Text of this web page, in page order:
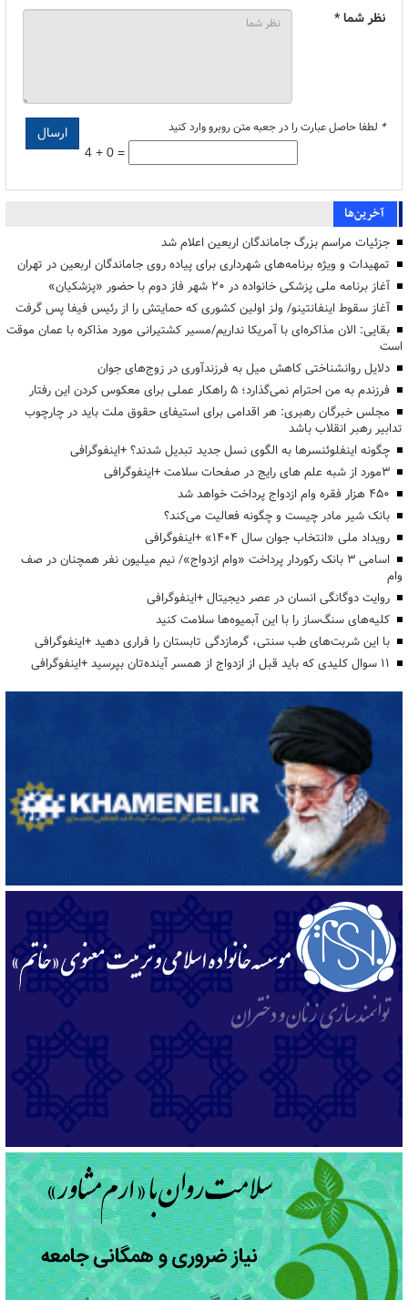
نظر شما *
* لطفا حاصل عبارت را در جعبه متن روبرو وارد کنید
4 + 0 =
آخرین‌ها
جزئیات مراسم بزرگ جاماندگان اربعین اعلام شد
تمهیدات و ویژه برنامه‌های شهرداری برای پیاده روی جاماندگان اربعین در تهران
آغاز برنامه ملی پزشکی خانواده در ۲۰ شهر فاز دوم با حضور «پزشکیان»
آغاز سقوط اینفانتینو/ ولز اولین کشوری که حمایتش را از رئیس فیفا پس گرفت
بقایی: الان مذاکره‌ای با آمریکا نداریم/مسیر کشتیرانی مورد مذاکره با عمان موقت
است
دلایل روانشناختی کاهش میل به فرزندآوری در زوج‌های جوان
فرزندم به من احترام نمی‌گذارد؛ ۵ راهکار عملی برای معکوس کردن این رفتار
مجلس خبرگان رهبری: هر اقدامی برای استیفای حقوق ملت باید در چارچوب
تدابیر رهبر انقلاب باشد
چگونه اینفلوئنسرها به الگوی نسل جدید تبدیل شدند؟ +اینفوگرافی
3مورد از شبه علم های رایج در صفحات سلامت +اینفوگرافی
۴۵۰ هزار فقره وام ازدواج پرداخت خواهد شد
بانک شیر مادر چیست و چگونه فعالیت می‌کند؟
رویداد ملی «انتخاب جوان سال ۱۴۰۴» +اینفوگرافی
اسامی ۳ بانک رکوردار پرداخت «وام ازدواج»/ نیم میلیون نفر همچنان در صف
وام
روایت دوگانگی انسان در عصر دیجیتال +اینفوگرافی
کلیه‌های سنگ‌ساز را با این آبمیوه‌ها سلامت کنید
با این شربت‌های طب سنتی، گرمازدگی تابستان را فراری دهید +اینفوگرافی
۱۱ سوال کلیدی که باید قبل از ازدواج از همسر آینده‌تان بپرسید +اینفوگرافی